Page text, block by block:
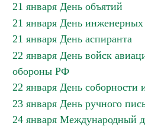
21 января День объятий
21 января День инженерных
21 января День аспиранта
22 января День войск
обороны РФ
22 января День
23 января День ручного
24 января Международный